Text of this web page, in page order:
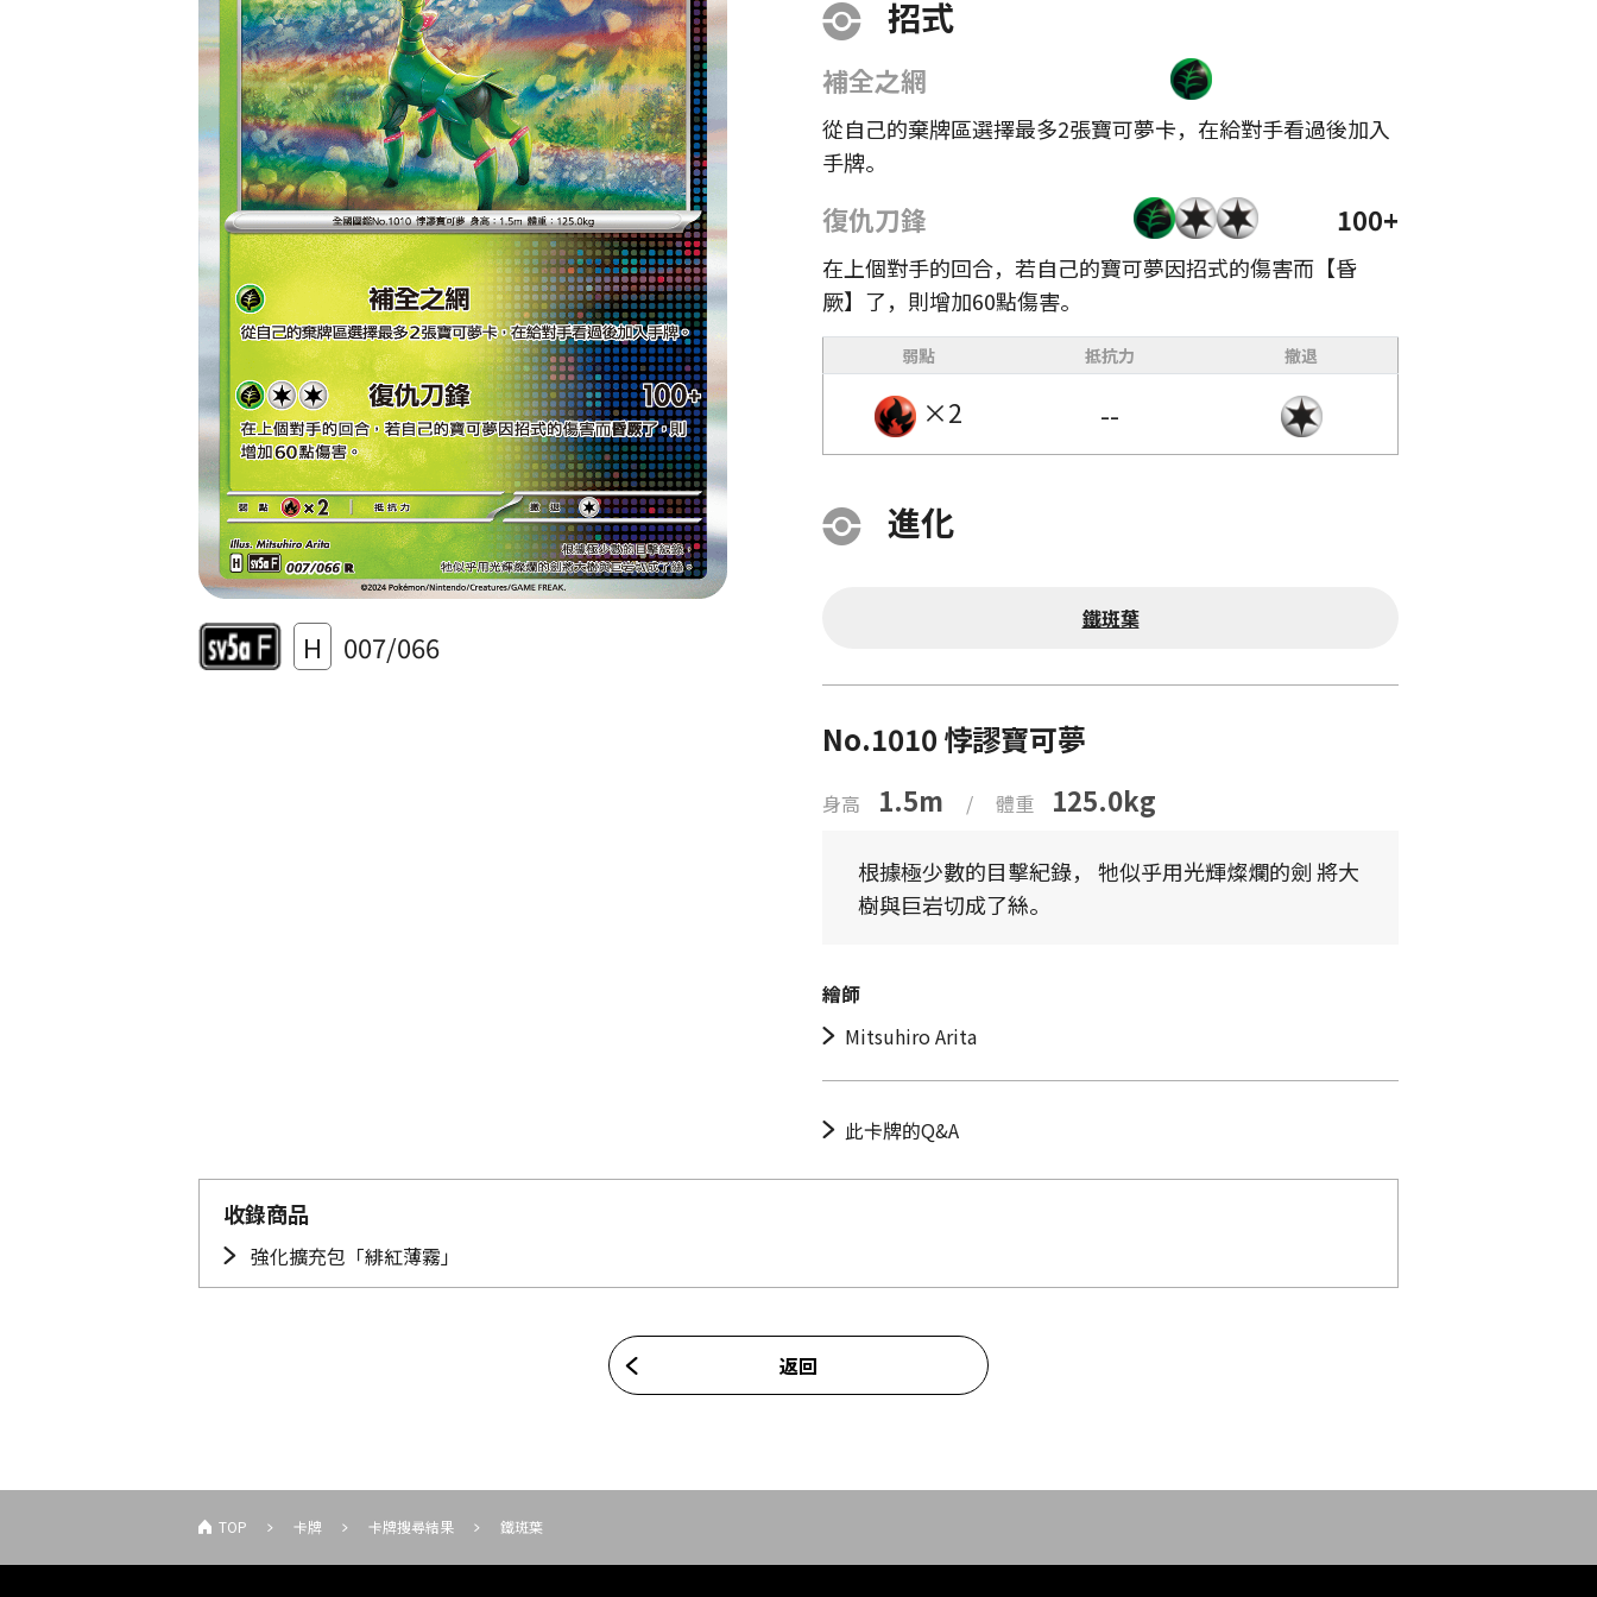
招式
補全之網
從自己的棄牌區選擇最多2張寶可夢卡，在給對手看過後加入
手牌。
復仇刀鋒 100+
在上個對手的回合，若自己的寶可夢因招式的傷害而【昏
厥】了，則增加60點傷害。
弱點 抵抗力 撤退
×2 --
H 007/066
進化
鐵斑葉
No.1010 悖謬寶可夢
身高 1.5m / 體重 125.0kg
根據極少數的目擊紀錄， 牠似乎用光輝燦爛的劍 將大
樹與巨岩切成了絲。
繪師
Mitsuhiro Arita
此卡牌的Q&A
收錄商品
強化擴充包「緋紅薄霧」
返回
TOP 卡牌 卡牌搜尋結果 鐵斑葉